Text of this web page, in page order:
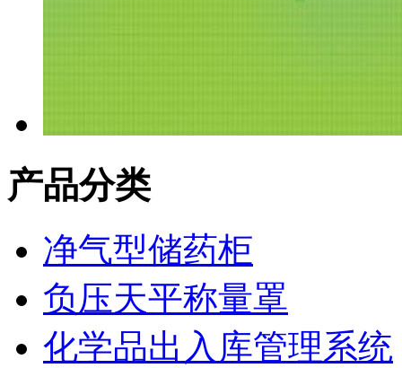
产品分类
净气型储药柜
负压天平称量罩
化学品出入库管理系统